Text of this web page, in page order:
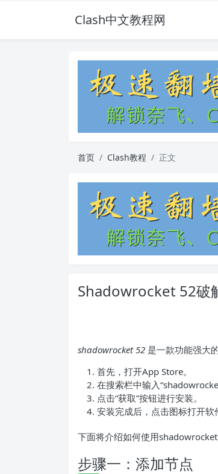
Clash中文教程网
首页 Clash教程 正文
Shadowrocket 52破
shadowrocket 52 是一款功能强大
首先，打开App Store。
在搜索栏中输入
点击“获取”按钮进行安装。
安装完成后，点击图标打开软
下面将介绍如何使用shadowrocket
步骤一：添加节点